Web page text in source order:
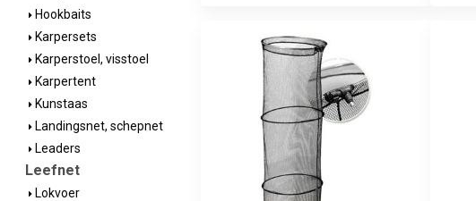
Hookbaits
Karpersets
Karperstoel, visstoel
Karpertent
Kunstaas
Landingsnet, schepnet
Leaders
Leefnet
Lokvoer